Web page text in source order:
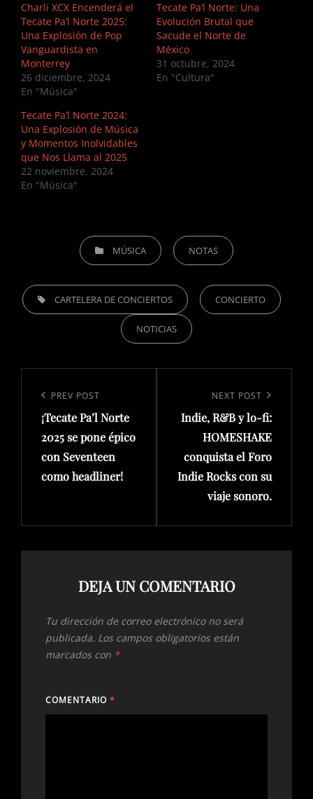
Charli XCX Encenderá el
Tecate Pa’l Norte 2025:
Una Explosión de Pop
Vanguardista en
Monterrey
26 diciembre, 2024
En "Música"
Tecate Pa’l Norte: Una
Evolución Brutal que
Sacude el Norte de
México
31 octubre, 2024
En "Cultura"
Tecate Pa’l Norte 2024:
Una Explosión de Música
y Momentos Inolvidables
que Nos Llama al 2025
22 noviembre, 2024
En "Música"
CATEGORIESMÚSICA NOTAS
TAGS, CARTELERA DE CONCIERTOS CONCIERTO
NOTICIAS
entradas
Previous
Post
PREV POST
¡Tecate Pa’l Norte
2025 se pone épico
con Seventeen
como headliner!
Post
NEXT POST
Indie, R&B y lo-fi:
HOMESHAKE
conquista el Foro
Indie Rocks con su
viaje sonoro.
DEJA UN COMENTARIO
Tu dirección de correo electrónico no será
publicada. Los campos obligatorios están
marcados con *
COMENTARIO *